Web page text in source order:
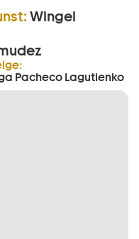
Wingel
Pacheco Lagutienko